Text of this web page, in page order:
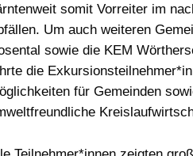
somit Vorreiter im
Um auch weiteren
sowie die KEM
die
für Gemeinden